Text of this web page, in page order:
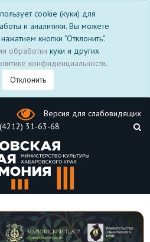
cookie (куки) для
и аналитики. Вы можете
кнопки "Отклонить".
обработки куки и других
конфиденциальности.
Отклонить
Версия для слабовидящих
31-63-68